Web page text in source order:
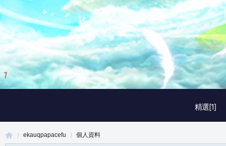
精選[1]
1 / 3
ekauqpapacefu 個人資料